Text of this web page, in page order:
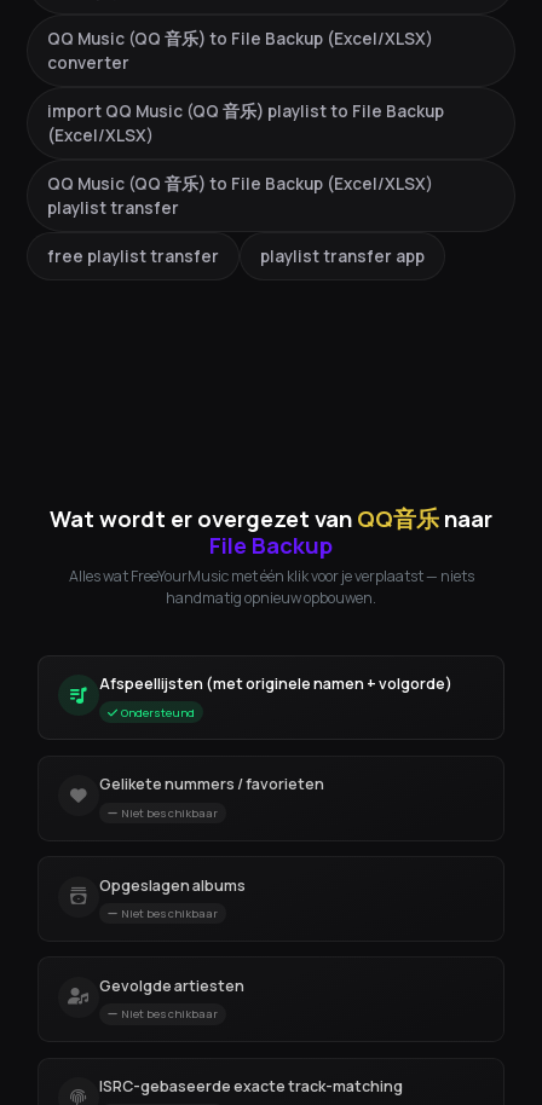
QQ Music (QQ 音乐) to File Backup (Excel/XLSX)
converter
import QQ Music (QQ 音乐) playlist to File Backup
(Excel/XLSX)
QQ Music (QQ 音乐) to File Backup (Excel/XLSX)
playlist transfer
free playlist transfer playlist transfer app
Wat wordt er overgezet vanQQ音乐naar
File Backup
Alles wat FreeYourMusic met één klik voor je verplaatst — niets
handmatig opnieuw opbouwen.
Afspeellijsten (met originele namen + volgorde)
Ondersteund
Gelikete nummers / favorieten
Niet beschikbaar
Opgeslagen albums
Niet beschikbaar
Gevolgde artiesten
Niet beschikbaar
ISRC-gebaseerde exacte track-matching